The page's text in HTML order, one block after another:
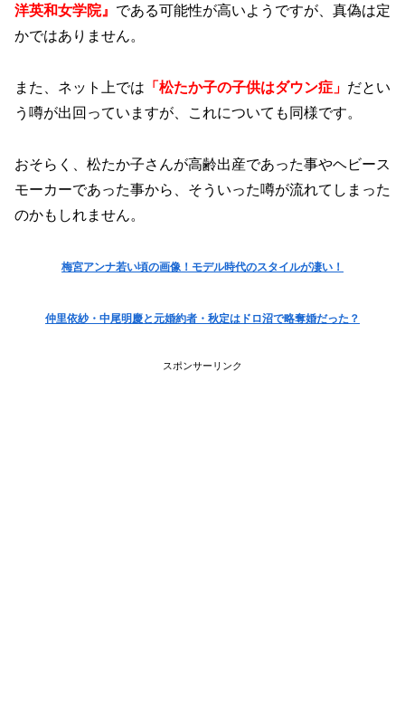
洋英和女学院』 である可能性が高いようですが、真偽は定
かではありません。
また、ネット上では 「松たか子の子供はダウン症」 だとい
う噂が出回っていますが、これについても同様です。
おそらく、松たか子さんが高齢出産であった事やヘビース
モーカーであった事から、そういった噂が流れてしまった
のかもしれません。
梅宮アンナ若い頃の画像！モデル時代のスタイルが凄い！
仲里依紗・中尾明慶と元婚約者・秋定はドロ沼で略奪婚だった？
スポンサーリンク